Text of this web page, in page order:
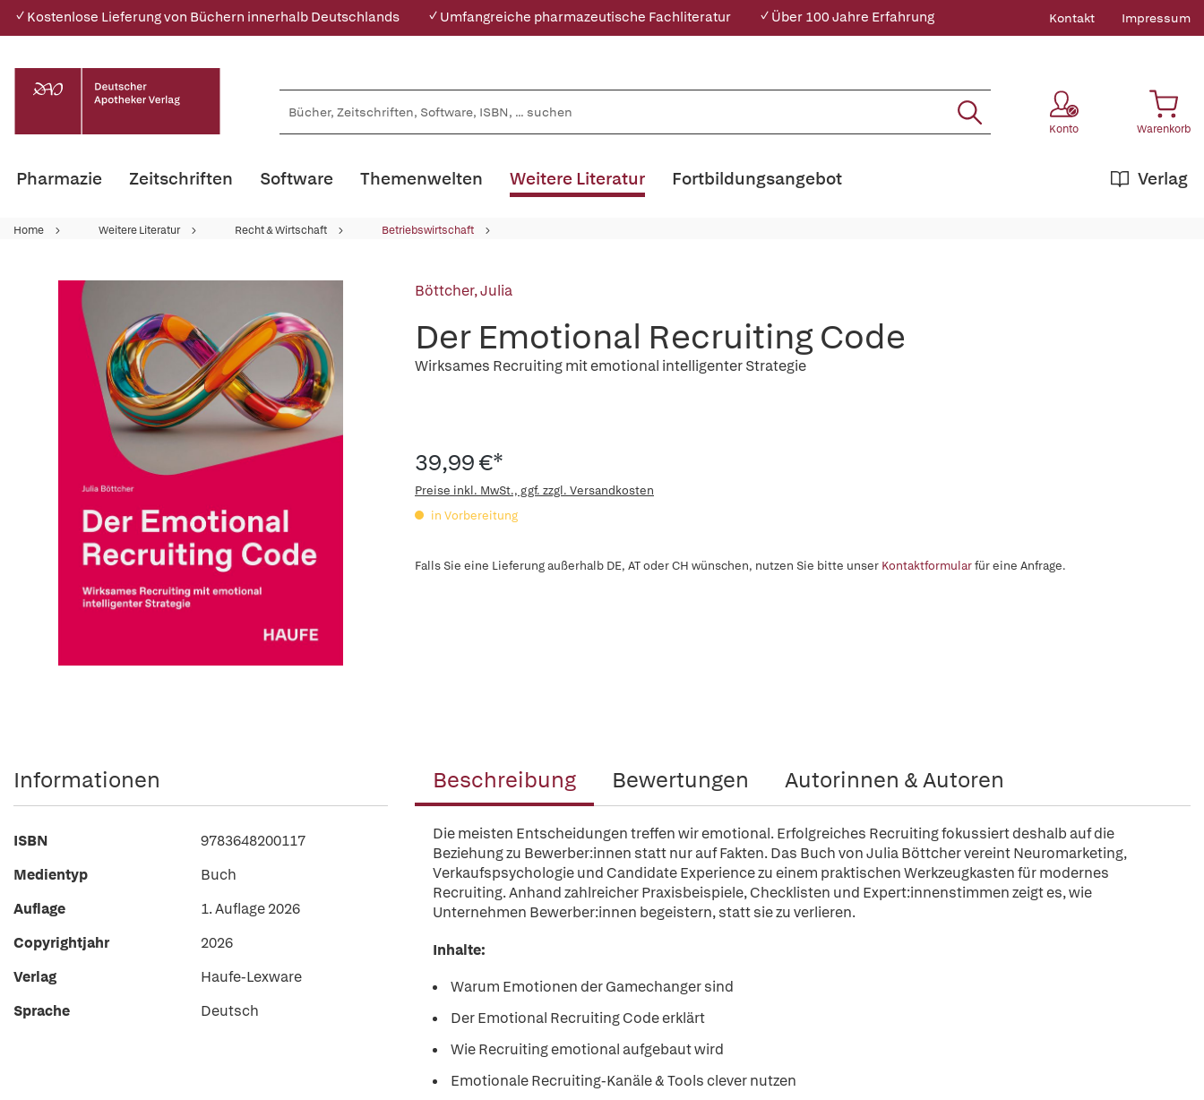
✓ Kostenlose Lieferung von Büchern innerhalb Deutschlands ✓ Umfangreiche pharmazeutische Fachliteratur ✓ Über 100 Jahre Erfahrung Kontakt Impressum
Konto Warenkorb
Pharmazie Zeitschriften Software Themenwelten Weitere Literatur Verlag
Fortbildungsangebot
Home Weitere Literatur Recht & Wirtschaft Betriebswirtschaft
Böttcher, Julia
Der Emotional Recruiting Code
Wirksames Recruiting mit emotional intelligenter Strategie
39,99 €*
Preise inkl. MwSt., ggf. zzgl. Versandkosten
in Vorbereitung
Falls Sie eine Lieferung außerhalb DE, AT oder CH wünschen, nutzen Sie bitte unser Kontaktformularfür eine Anfrage.
Beschreibung Bewertungen Autorinnen & Autoren
Die meisten Entscheidungen treffen wir emotional. Erfolgreiches Recruiting fokussiert deshalb auf die
Beziehung zu Bewerber:innen statt nur auf Fakten. Das Buch von Julia Böttcher vereint Neuromarketing,
Verkaufspsychologie und Candidate Experience zu einem praktischen Werkzeugkasten für modernes
Recruiting. Anhand zahlreicher Praxisbeispiele, Checklisten und Expert:innenstimmen zeigt es, wie
Unternehmen Bewerber:innen begeistern, statt sie zu verlieren.
Inhalte:
Warum Emotionen der Gamechanger sind
Der Emotional Recruiting Code erklärt
Wie Recruiting emotional aufgebaut wird
Emotionale Recruiting-Kanäle & Tools clever nutzen
Informationen
ISBN
9783648200117
Medientyp
Buch
Auflage
1. Auflage 2026
Copyrightjahr
2026
Verlag
Haufe-Lexware
Sprache
Deutsch